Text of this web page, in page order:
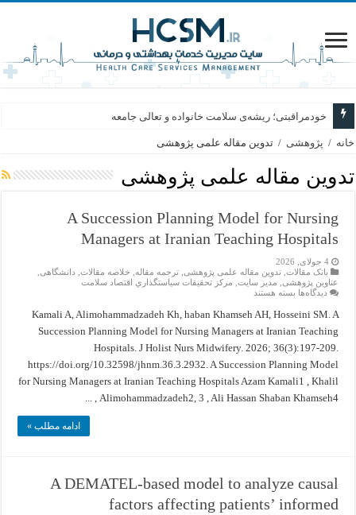
خودمراقبتی؛ ریشه‌ی سلامت خانواده و تعالی جامعه
خانه / پژوهشی / تدوین مقاله علمی پژوهشی
تدوین مقاله علمی پژوهشی
A Succession Planning Model for Nursing
Managers at Iranian Teaching Hospitals
4 جولای, 2026
بانک مقالات ,تدوین مقاله علمی پژوهشی ,ترجمه مقاله خلاصه مقالات دانشگاهی
عناوین پژوهشی
مدیر سایت مركز تحقيقات سياستگذاري اقتصاد سلامت
دیدگاه‌ها برای
Succession
Planning
Model
Nursing
Managers
at
Iranian
Hospitals
بسته هستند
Kamali A, Alimohammadzadeh Kh, haban Khamseh AH, Hosseini SM. A
Succession Planning Model for Nursing Managers at Iranian Teaching
Hospitals. J Holist Nurs Midwifery. 2026; 36(3):197-209.
https://doi.org/10.32598/jhnm.36.3.2932. A Succession Planning Model
for Nursing Managers at Iranian Teaching Hospitals Azam Kamali1 , Khalil
Alimohammadzadeh2, 3 , Ali Hassan Shaban Khamseh4 , ...
ادامه مطلب »
A DEMATEL-based model to analyze causal
factors affecting patients’ informed